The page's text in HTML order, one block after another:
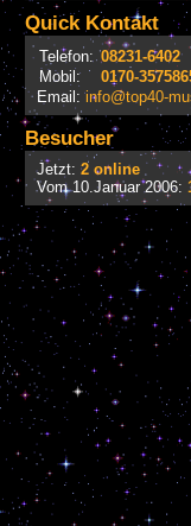
Quick Kontakt
Telefon: 08231-6402
Mobil:
0170-
Email:info@top40-
Besucher
Jetzt: 2 online
Vom 10.Januar 2006: